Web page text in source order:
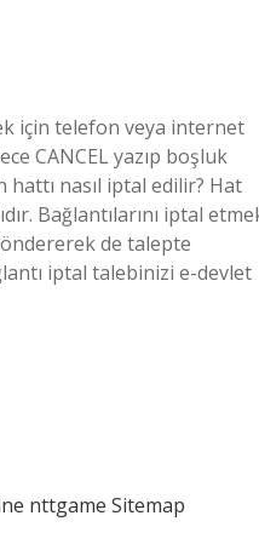
için telefon veya internet
CANCEL yazıp boşluk
hattı nasıl iptal edilir? Hat
Bağlantılarını iptal
de talepte
iptal talebinizi e-devlet
nttgame Sitemap